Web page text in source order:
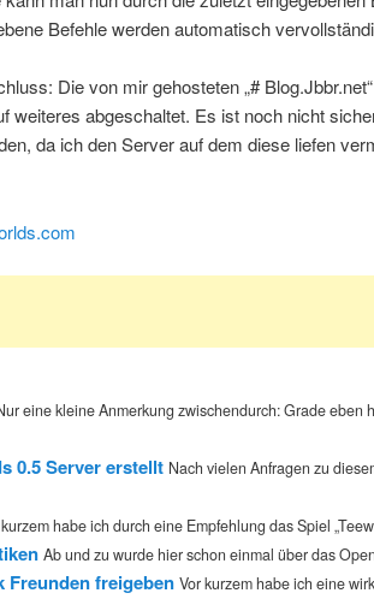
Befehle werden automatisch
Die von mir gehosteten „# Blog.Jbbr.net“
weiteres abgeschaltet. Es ist noch nicht
da ich den Server auf dem diese liefen
eine kleine Anmerkung zwischendurch: Grade eben
0.5 Server erstellt Nach vielen Anfragen zu
habe ich durch eine Empfehlung das Spiel
Ab und zu wurde hier schon einmal über das
Freunden freigeben Vor kurzem habe ich eine